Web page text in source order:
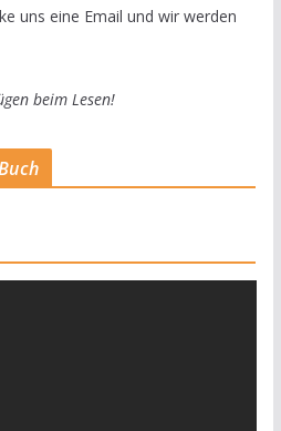
uns eine Email und wir werden
beim Lesen!